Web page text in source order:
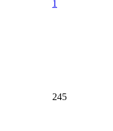
1
245